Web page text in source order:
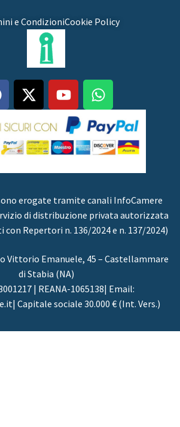
e CondizioniCookie Policy
erogate tramite canali InfoCamere
di distribuzione privata autorizzata
Repertori n. 136/2024 e n. 137/2024)
Vittorio Emanuele, 45 – Castellammare
di Stabia (NA)
| REANA-1065138| Email:
Capitale sociale 30.000 € (Int. Vers.)